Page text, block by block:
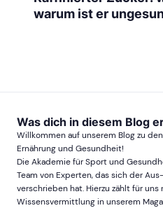
warum ist er
Was dich in diesem Blog
Willkommen auf unserem Blog zu
Ernährung und Gesundheit!
Die Akademie für Sport und
Team von Experten, das sich der
verschrieben hat. Hierzu zählt für
Wissensvermittlung in unserem